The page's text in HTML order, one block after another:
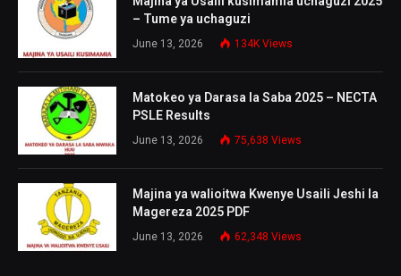
– Tume ya uchaguzi
June 13, 2026 134K Views
Matokeo ya Darasa la Saba 2025 – NECTA
PSLE Results
June 13, 2026 75,638 Views
Majina ya walioitwa Kwenye Usaili Jeshi la
Magereza 2025 PDF
June 13, 2026 62,348 Views